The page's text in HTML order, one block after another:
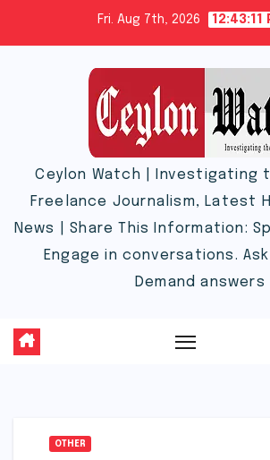
Fri. Aug 7th, 2026 12:43:11
Ceylon Watch | Investigating
Freelance Journalism, Latest
News | Share This Information:
Engage in conversations.
Demand answers
OTHER